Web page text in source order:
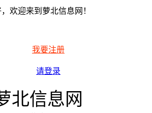
欢迎来到萝北信息网！
我要注册
请登录
北信息网